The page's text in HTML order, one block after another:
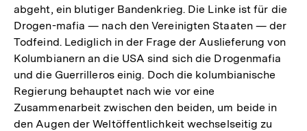
abgeht, ein blutiger Bandenkrieg. Die Linke ist für die
Drogen-mafia — nach den Vereinigten Staaten — der
Todfeind. Lediglich in der Frage der Auslieferung von
Kolumbianern an die USA sind sich die Drogenmafia
und die Guerrilleros einig. Doch die kolumbianische
Regierung behauptet nach wie vor eine
Zusammenarbeit zwischen den beiden, um beide in
den Augen der Weltöffentlichkeit wechselseitig zu